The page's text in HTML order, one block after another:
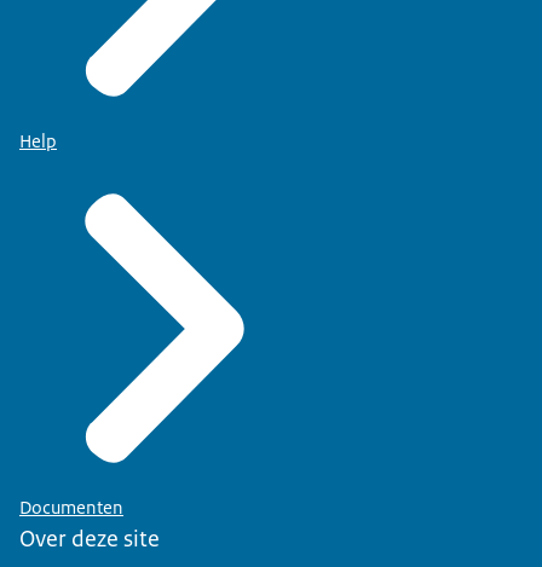
Help
Documenten
Over deze site